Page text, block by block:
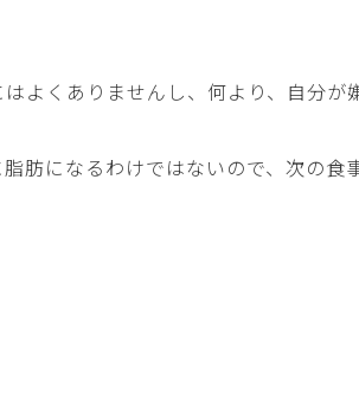
よくありませんし、何より、自分が
肪になるわけではないので、次の食